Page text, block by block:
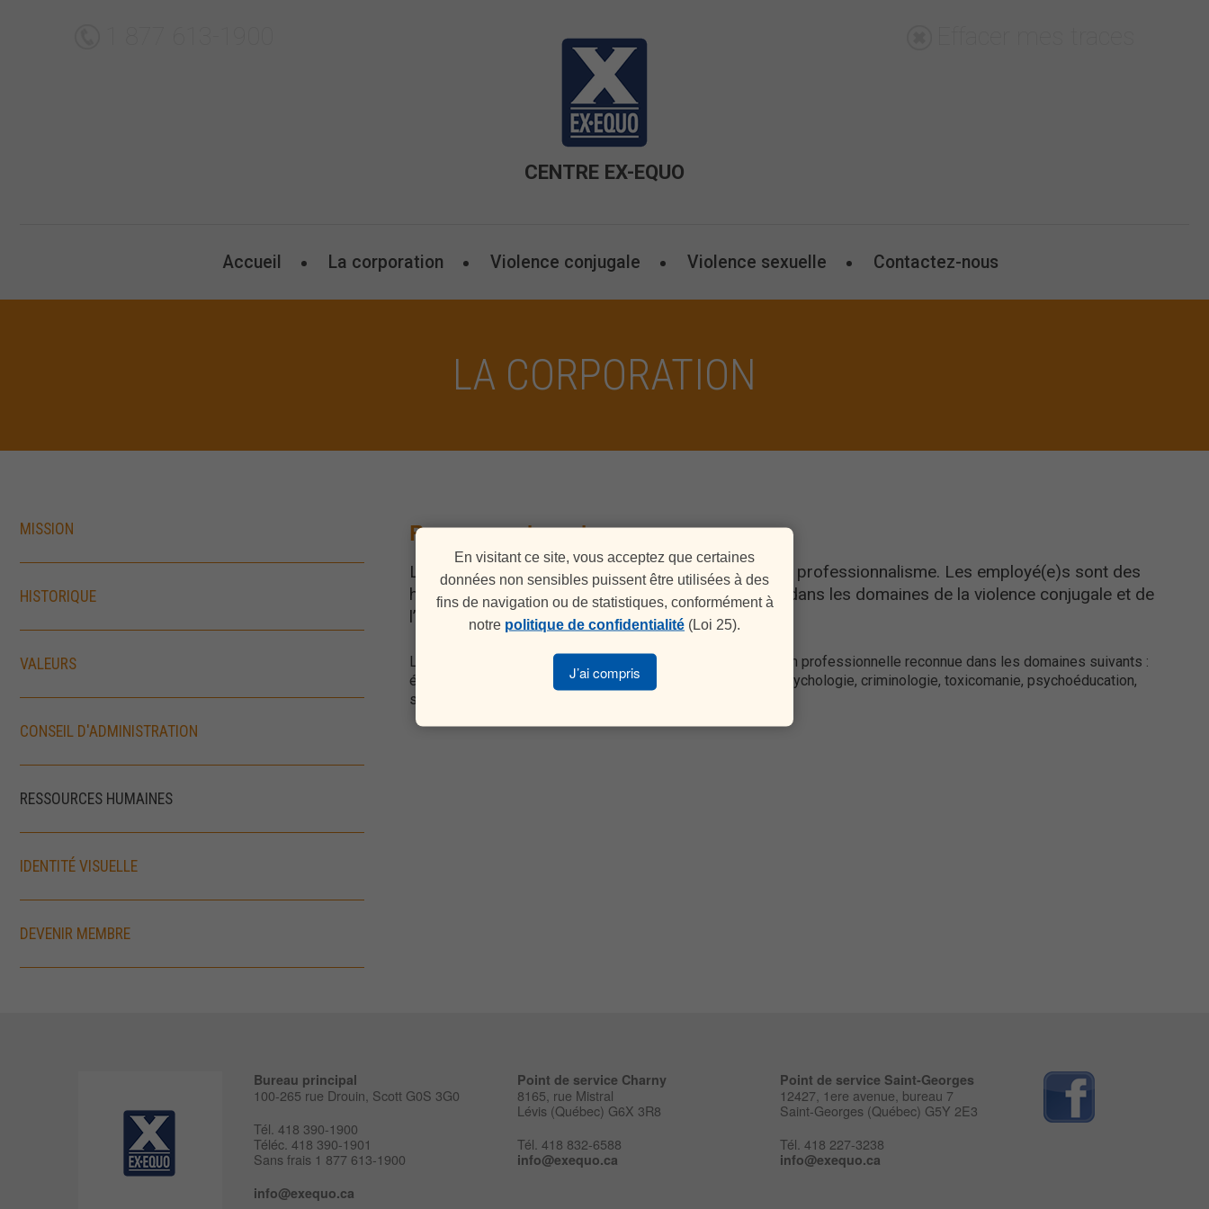
CENTRE EX-EQUO
Menu principalAccueil La corporation Violence conjugale Violence sexuelle Contactez-nous
LA CORPORATION
MISSION
HISTORIQUE
VALEURS
CONSEIL D'ADMINISTRATION
RESSOURCES HUMAINES
IDENTITÉ VISUELLE
DEVENIR MEMBRE
Ressources humaines
L’équipe du Centre Ex-Equo est reconnue pour son professionnalisme. Les employé(e)s sont des
hommes et des femmes possédant une expertise dans les domaines de la violence conjugale et de
l’abus sexuel.
L’équipe est multidisciplinaire, chacun possède une formation professionnelle reconnue dans les domaines suivants :
éducation spécialisée, service social, science de la santé, psychologie, criminologie, toxicomanie, psychoéducation,
sexologie.
Bureau principal
100-265 rue Drouin, Scott G0S 3G0
Tél. 418 390-1900
Téléc. 418 390-1901
Sans frais 1 877 613-1900
info@exequo.ca
Point de service Charny
8165, rue Mistral
Lévis (Québec) G6X 3R8
Tél. 418 832-6588
info@exequo.ca
Point de service Saint-Georges
12427, 1ere avenue, bureau 7
Saint-Georges (Québec) G5Y 2E3
Tél. 418 227-3238
info@exequo.ca
En visitant ce site, vous acceptez que certaines
données non sensibles puissent être utilisées à des
fins de navigation ou de statistiques, conformément à
notre politique de confidentialité (Loi 25).
J’ai compris